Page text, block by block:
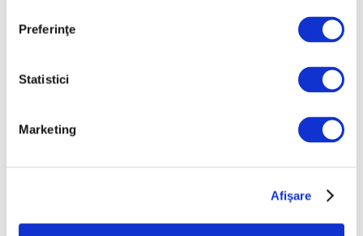
Preferinţe
Statistici
Marketing
Afişare
Articole recente
artiști, în anuala de artă